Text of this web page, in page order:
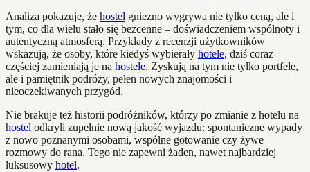
Analiza pokazuje, że hostel gniezno wygrywa nie tylko ceną, ale i
tym, co dla wielu stało się bezcenne – doświadczeniem wspólnoty i
autentyczną atmosferą. Przykłady z recenzji użytkowników
wskazują, że osoby, które kiedyś wybierały hotele, dziś coraz
częściej zamieniają je na hostele. Zyskują na tym nie tylko portfele,
ale i pamiętnik podróży, pełen nowych znajomości i
nieoczekiwanych przygód.
Nie brakuje też historii podróżników, którzy po zmianie z hotelu na
hostel odkryli zupełnie nową jakość wyjazdu: spontaniczne wypady
z nowo poznanymi osobami, wspólne gotowanie czy żywe
rozmowy do rana. Tego nie zapewni żaden, nawet najbardziej
luksusowy hotel.